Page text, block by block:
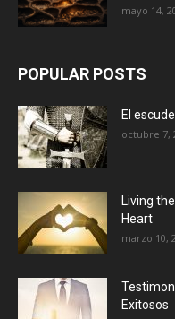
mayo 14,
POPULAR POSTS
El
octubre 7,
Living
Heart
marzo 10,
Exitosos